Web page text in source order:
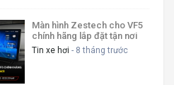
Màn hình Zestech cho VF5
chính hãng lắp đặt tận nơi
Tin xe hơi - 8 tháng trước